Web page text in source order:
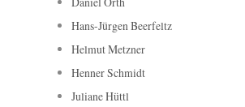
Hans-Jürgen Beerfeltz
Helmut Metzner
Henner Schmidt
Juliane Hüttl